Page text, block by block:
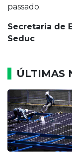
passado.
Secretaria de
Seduc
ÚLTIMAS